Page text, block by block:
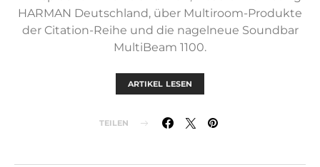
HARMAN Deutschland, über Multiroom-Produkte
der Citation-Reihe und die nagelneue Soundbar
MultiBeam 1100.
ARTIKEL LESEN
TEILEN